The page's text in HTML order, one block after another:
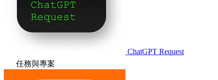
ChatGPT Request
任務與專案